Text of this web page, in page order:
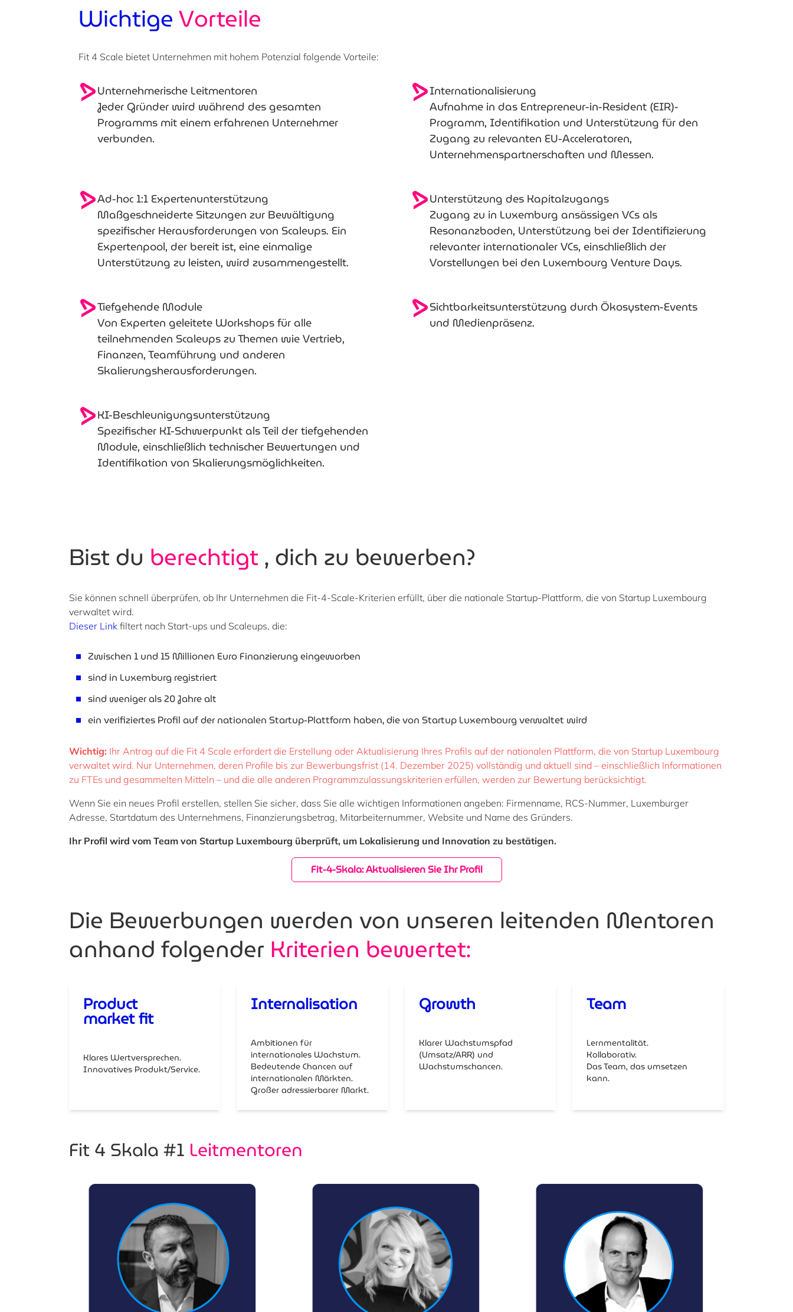
WichtigeVorteile
Fit 4 Scale bietet Unternehmen mit hohem Potenzial folgende Vorteile:
Unternehmerische Leitmentoren
Jeder Gründer wird während des gesamten
Programms mit einem erfahrenen Unternehmer
verbunden.
Internationalisierung
Aufnahme in das Entrepreneur-in-Resident (EIR)-
Programm, Identifikation und Unterstützung für den
Zugang zu relevanten EU-Acceleratoren,
Unternehmenspartnerschaften und Messen.
Ad-hoc 1:1 Expertenunterstützung
Maßgeschneiderte Sitzungen zur Bewältigung
spezifischer Herausforderungen von Scaleups. Ein
Expertenpool, der bereit ist, eine einmalige
Unterstützung zu leisten, wird zusammengestellt.
Unterstützung des Kapitalzugangs
Zugang zu in Luxemburg ansässigen VCs als
Resonanzboden, Unterstützung bei der Identifizierung
relevanter internationaler VCs, einschließlich der
Vorstellungen bei den Luxembourg Venture Days.
Tiefgehende Module
Von Experten geleitete Workshops für alle
teilnehmenden Scaleups zu Themen wie Vertrieb,
Finanzen, Teamführung und anderen
Skalierungsherausforderungen.
Sichtbarkeitsunterstützung durch Ökosystem-Events
und Medienpräsenz.
KI-Beschleunigungsunterstützung
Spezifischer KI-Schwerpunkt als Teil der tiefgehenden
Module, einschließlich technischer Bewertungen und
Identifikation von Skalierungsmöglichkeiten.
Bist du berechtigt, dich zu bewerben?
Sie können schnell überprüfen, ob Ihr Unternehmen die Fit-4-Scale-Kriterien erfüllt, über die nationale Startup-Plattform, die von Startup Luxembourg
verwaltet wird.
Dieser Link filtert nach Start-ups und Scaleups, die:
Zwischen 1 und 15 Millionen Euro Finanzierung eingeworben
sind in Luxemburg registriert
sind weniger als 20 Jahre alt
ein verifiziertes Profil aufder nationalen Startup-Plattform haben, die von Startup Luxembourg verwaltet wird
Wichtig: Ihr Antrag auf die Fit 4 Scale erfordert die Erstellung oder Aktualisierung Ihres Profils auf der nationalen Plattform, die von Startup Luxembourg
verwaltet wird. Nur Unternehmen, deren Profile bis zur Bewerbungsfrist (14. Dezember 2025) vollständig und aktuell sind – einschließlich Informationen
zu FTEs und gesammelten Mitteln – und die alle anderen Programmzulassungskriterien erfüllen, werden zur Bewertung berücksichtigt.
Wenn Sie ein neues Profil erstellen, stellen Sie sicher, dass Sie alle wichtigen Informationen angeben: Firmenname, RCS-Nummer, Luxemburger
Adresse, Startdatum des Unternehmens, Finanzierungsbetrag, Mitarbeiternummer, Website und Name des Gründers.
Ihr Profil wird vom Team von Startup Luxembourg überprüft, um Lokalisierung und Innovation zu bestätigen.
Fit-4-Skala: Aktualisieren Sie Ihr Profil
Die Bewerbungen werden von unseren leitenden Mentoren
anhand folgenderKriterien bewertet:
Product
market fit
Klares Wertversprechen.
Innovatives Produkt/Service.
Internalisation
Ambitionen für
internationales Wachstum.
Bedeutende Chancen auf
internationalen Märkten.
Großer adressierbarer Markt.
Growth
Klarer Wachstumspfad
(Umsatz/ARR) und
Wachstumschancen.
Team
Lernmentalität.
Kollaborativ.
Das Team, das umsetzen
kann.
Fit 4 Skala #1 Leitmentoren